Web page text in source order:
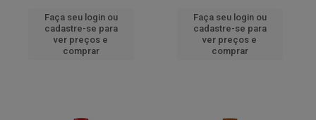
Faça seu login ou
cadastre-se para
ver preços e
comprar
Faça seu login ou
cadastre-se para
ver preços e
comprar